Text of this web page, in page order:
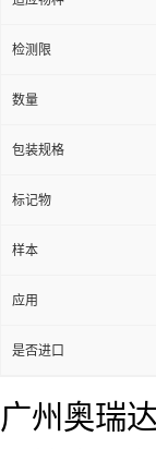
检测限
数量
包装规格
标记物
样本
应用
是否进口
广州奥瑞